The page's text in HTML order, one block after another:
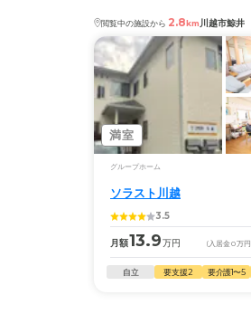
閲覧中の施設から 2.8km川越市鯨井
満室
グループホーム
ソラスト川越
3.5
月額13.9万円 (入居金0万円
自立 要支援2 要介護1〜5